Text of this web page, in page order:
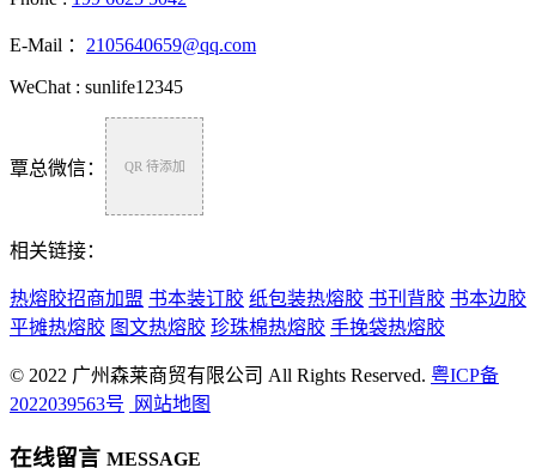
E-Mail ： 2105640659@qq.com
WeChat : sunlife12345
覃总微信： QR 待添加
相关链接：
热熔胶招商加盟 书本装订胶 纸包装热熔胶 书刊背胶 书本边胶
平摊热熔胶 图文热熔胶 珍珠棉热熔胶 手挽袋热熔胶
© 2022 广州森莱商贸有限公司 All Rights Reserved. 粤ICP备
2022039563号
网站地图
在线留言 MESSAGE